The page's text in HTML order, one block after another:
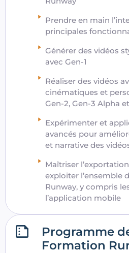
Prendre en main
principales
Générer des vidéos
avec Gen-1
Réaliser des vidéos
cinématiques et
Gen-2, Gen-3 Alpha
Expérimenter et
avancés pour
et narrative des
Maîtriser
exploiter l’ensemble
Runway, y compris
l’application mobile
Programme
Formation